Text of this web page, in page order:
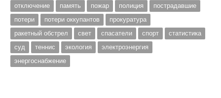
отключение
память пожар полиция
пострадавшие
потери
потери оккупантов
прокуратура
ракетный обстрел
свет спасатели спорт
статистика
суд
теннис экология
электроэнергия
энергоснабжение